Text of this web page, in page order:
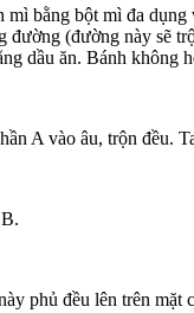
mì bằng bột mì đa
đường (đường này sẽ
dầu ăn. Bánh không
A vào âu, trộn đều.
phủ đều lên trên mặt